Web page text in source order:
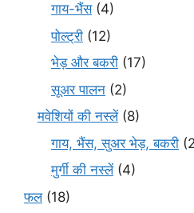
गाय-भैंस(4)
पोल्ट्री (12)
भेड़ और बकरी (17)
सूअर पालन (2)
मवेशियों की नस्लें(8)
गाय, भैंस, सुअर भेड़, बकरी
मुर्गी की नस्लें(4)
फल(18)